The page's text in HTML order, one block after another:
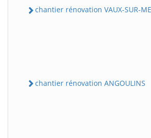
chantier rénovation VAUX-SUR-
chantier rénovation ANGOULINS